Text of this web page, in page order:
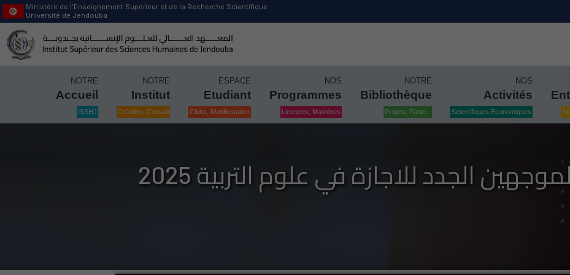
Ministère de l’Enseignement Supérieur et de la Recherche Scientifique
Université de Jendouba
NOTRE
Accueil
ISSHJ
NOTRE
Institut
Création, Conseil
ESPACE
Etudiant
Clubs, Manifestation
NOS
Programmes
Licences, Mastères
NOTRE
Bibliothèque
Projets, Parte...
NOS
Activités
Scientifiques,Economiques
الجدد للاجازة في علوم التربية 2025